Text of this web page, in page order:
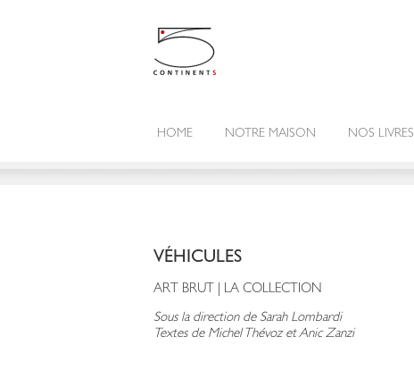
HOME NOTRE MAISON NOS LIVRES
VÉHICULES
ART BRUT | LA COLLECTION
Sous la direction de Sarah Lombardi
Textes de Michel Thévoz et Anic Zanzi